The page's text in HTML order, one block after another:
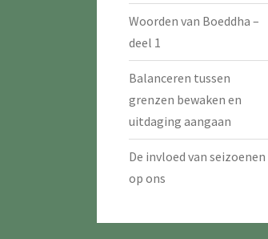
Woorden van Boeddha –
deel 1
Balanceren tussen
grenzen bewaken en
uitdaging aangaan
De invloed van seizoenen
op ons